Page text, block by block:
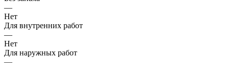
—
Нет
Для внутренних работ
—
Нет
Для наружных работ